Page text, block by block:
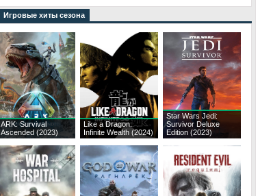
Игровые хиты сезона
ARK: Survival
Ascended (2023)
Like a Dragon:
Infinite Wealth (2024)
Star Wars Jedi:
Survivor Deluxe
Edition (2023)